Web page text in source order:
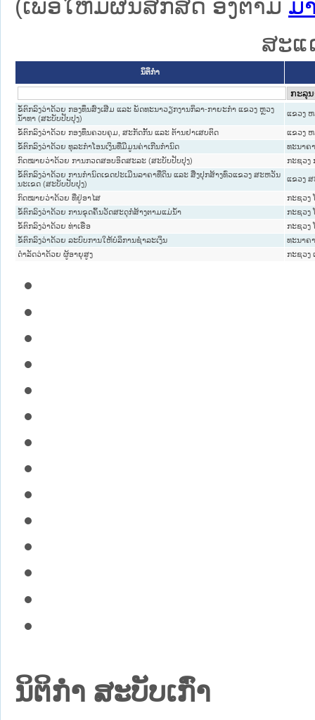
(ເພື່ອໃຫ້ມີຜົນສັກສິດ ອີງຕາມ ມ
ສະແ
ນິຕິກໍາ
ຂໍ້ຕົກລົງວ່າດ້ວຍ ກອງທຶນສົ່ງເສີມ ແລະ ພັດທະນາວຽກງານກິລາ-ກາຍະກຳ ແຂວງ ຫຼວງ
ນ້ຳທາ (ສະບັບປັບປຸງ)
ແຂວງ ຫ
ຂໍ້ຕົກລົງວ່າດ້ວຍ ກອງທຶນຄວບຄຸມ, ສະກັດກັ້ນ ແລະ ຕ້ານຢາເສບຕິດ
ແຂວງ ຫ
ຂໍ້ຕົກລົງວ່າດ້ວຍ ທຸລະກຳໂອນເງິນທີ່ມີມູນຄ່າເກີນກຳນົດ
ທະນາຄ
ກົດໝາຍວ່າດ້ວຍ ການກວດສອບອິດສະລະ (ສະບັບປັບປຸງ)
ກະຊວງ
ຂໍ້ຕົກລົງວ່າດ້ວຍ ການກຳນົດເຂດປະເມີນລາຄາທີ່ດິນ ແລະ ສີ່ງປຸກສ້າງທົ່ວແຂວງ ສະຫວັນ
ນະເຂດ (ສະບັບປັບປຸງ)
ແຂວງ
ກົດໝາຍວ່າດ້ວຍ ທີ່ຢູ່ອາໄສ
ກະຊວງ
ຂໍ້ຕົກລົງວ່າດ້ວຍ ການຂຸດຄົ້ນວັດສະດຸກໍ່ສ້າງຕາມແມ່ນ້ຳ
ກະຊວງ
ຂໍ້ຕົກລົງວ່າດ້ວຍ ທ່າເຮືອ
ກະຊວງ
ຂໍ້ຕົກລົງວ່າດ້ວຍ ລະບົບການໃຫ້ບໍລິການຊຳລະເງິນ
ທະນາຄ
ດຳລັດວ່າດ້ວຍ ຜູ້ອາຍຸສູງ
ກະຊວງ
ນິຕິກໍາ ສະບັບເກົ່າ